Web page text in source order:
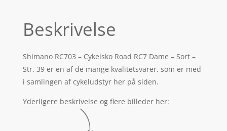
Beskrivelse
Shimano RC703 – Cykelsko Road RC7 Dame – Sort –
Str. 39 er en af de mange kvalitetsvarer, som er med
i samlingen af cykeludstyr her på siden.
Yderligere beskrivelse og flere billeder her: